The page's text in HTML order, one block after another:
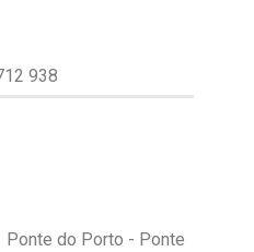
938
Ponte do Porto - Ponte